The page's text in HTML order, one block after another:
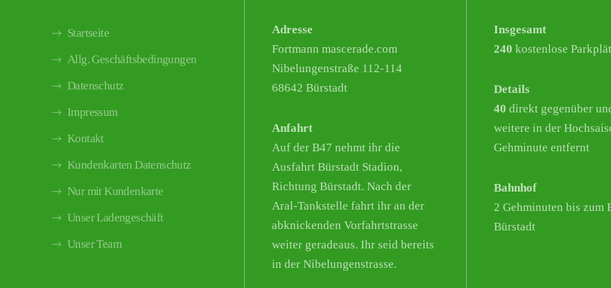
Startseite
Allg. Geschäftsbedingungen
Datenschutz
Impressum
Kontakt
Kundenkarten Datenschutz
Nur mit Kundenkarte
Unser Ladengeschäft
Unser Team
Adresse
Fortmann mascerade.com
Nibelungenstraße 112-114
68642 Bürstadt
Anfahrt
Auf der B47 nehmt ihr die
Ausfahrt Bürstadt Stadion,
Richtung Bürstadt. Nach der
Aral-Tankstelle fahrt ihr an der
abknickenden Vorfahrtstrasse
weiter geradeaus. Ihr seid bereits
in der Nibelungenstrasse.
Insgesamt
240 kostenlose
Details
40 direkt gegenüber
weitere in der
Gehminute entfernt
Bahnhof
2 Gehminuten bis zum
Bürstadt